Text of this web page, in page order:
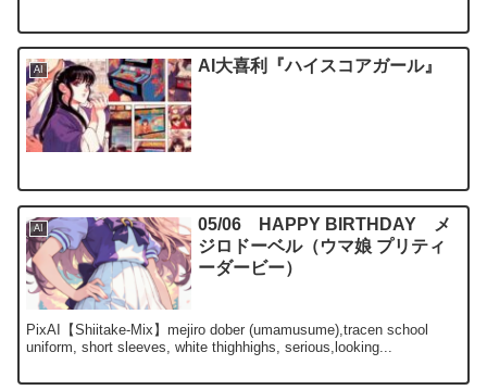
AI AI大喜利『ハイスコアガール』
AI
05/06 HAPPY BIRTHDAY メ
ジロドーベル（ウマ娘 プリティ
ーダービー）
PixAI【Shiitake-Mix】mejiro dober (umamusume),tracen school
uniform, short sleeves, white thighhighs, serious,looking...